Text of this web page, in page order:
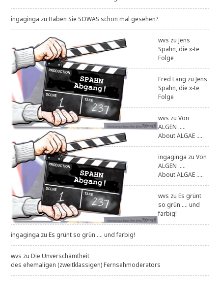
ingaginga zuHaben Sie SOWAS schon mal gesehen?
wvs zuJens
Spahn, die x-te
Folge
Fred Lang zuJens
Spahn, die x-te
Folge
wvs zuVon
ALGEN .....
About ALGAE .....
ingaginga zuVon
ALGEN .....
About ALGAE .....
wvs zuEs grünt
so grün .... und
farbig!
ingaginga zuEs grünt so grün .... und farbig!
wvs zuDie Unverschämtheit
des ehemaligen (zweitklassigen) Fernsehmoderators